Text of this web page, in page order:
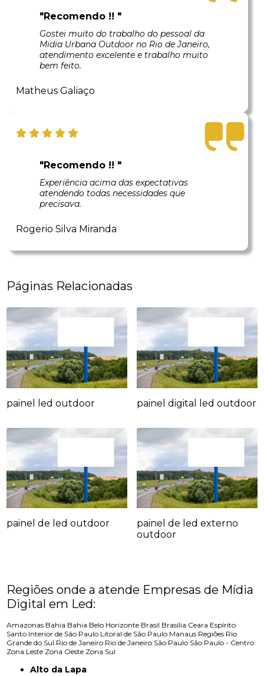
"Recomendo !! "
Gostei muito do trabalho do pessoal da
Midia Urbana Outdoor no Rio de Janeiro,
atendimento excelente e trabalho muito
bem feito.
Matheus Galiaço
"Recomendo !! "
Experiência acima das expectativas
atendendo todas necessidades que
precisava.
Rogerio Silva Miranda
Páginas Relacionadas
painel led outdoor painel digital led outdoor
painel de led outdoor
painel de led externo
outdoor
Regiões onde a atende Empresas de Mídia
Digital em Led:
Amazonas Bahia Bahia Belo Horizonte Brasil Brasília Ceara Espírito
Santo Interior de São Paulo Litoral de São Paulo Manaus Regiões Rio
Grande do Sul Rio de Janeiro Rio de Janeiro São Paulo São Paulo - Centro
Zona Leste Zona Oeste Zona Sul
Alto da Lapa